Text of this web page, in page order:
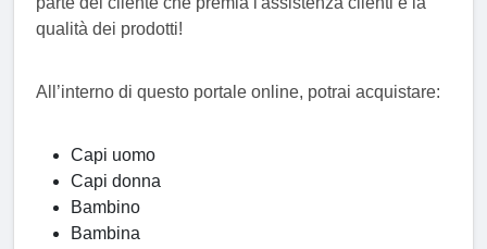
qualità dei prodotti!
All’interno di questo portale online, potrai acquistare:
Capi uomo
Capi donna
Bambino
Bambina